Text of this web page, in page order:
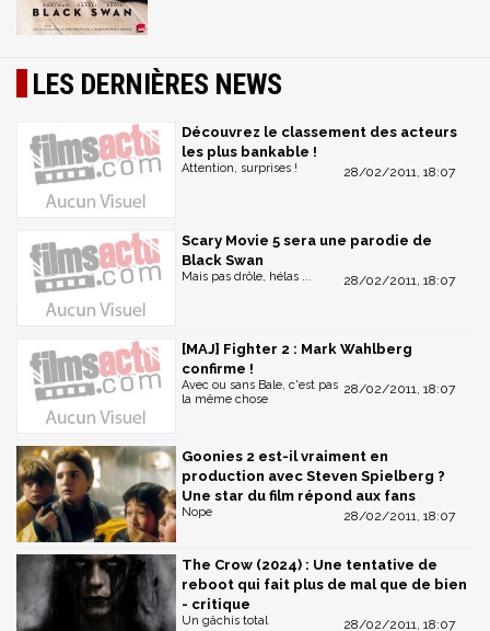
LES DERNIÈRES NEWS
Découvrez le classement des acteurs
les plus bankable !
28/02/2011, 18:07
Attention, surprises !
Scary Movie 5 sera une parodie de
Black Swan
28/02/2011, 18:07
Mais pas drôle, hélas ...
[MAJ] Fighter 2 : Mark Wahlberg
confirme !
28/02/2011, 18:07
Avec ou sans Bale, c'est pas
la même chose
Goonies 2 est-il vraiment en
production avec Steven Spielberg ?
Une star du film répond aux fans
28/02/2011, 18:07
Nope
The Crow (2024) : Une tentative de
reboot qui fait plus de mal que de bien
- critique
28/02/2011, 18:07
Un gâchis total